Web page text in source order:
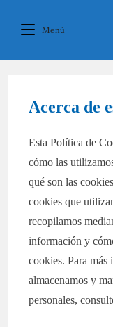
Menú
Acerca de
Esta Política de
cómo las
qué son las
cookies que
recopilamos
información y
cookies. Para
almacenamos y
personales,